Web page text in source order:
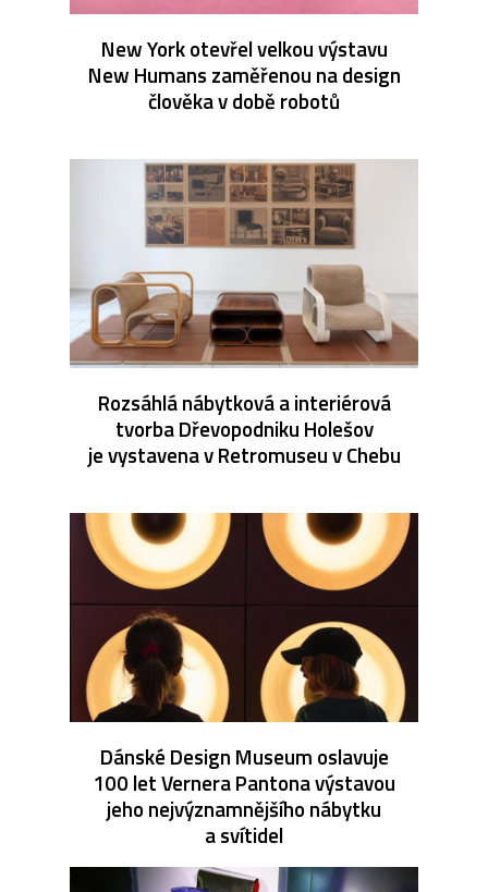
New York otevřel velkou výstavu
New Humans zaměřenou na design
člověka v době robotů
Rozsáhlá nábytková a interiérová
tvorba Dřevopodniku Holešov
je vystavena v Retromuseu v Chebu
Dánské Design Museum oslavuje
100 let Vernera Pantona výstavou
jeho nejvýznamnějšího nábytku
a svítidel